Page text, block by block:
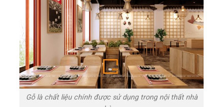
Gỗ là chất liệu chính được sử dụng trong nội thất nhà